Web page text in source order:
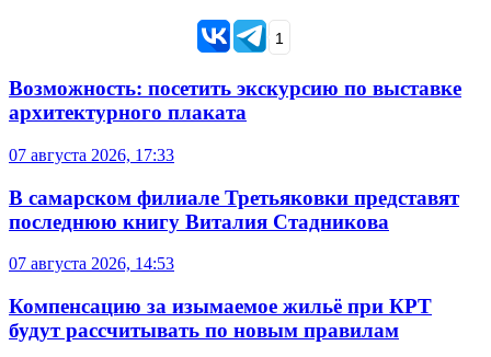
1
Возможность: посетить экскурсию по выставке
архитектурного плаката
07 августа 2026, 17:33
В самарском филиале Третьяковки представят
последнюю книгу Виталия Стадникова
07 августа 2026, 14:53
Компенсацию за изымаемое жильё при КРТ
будут рассчитывать по новым правилам